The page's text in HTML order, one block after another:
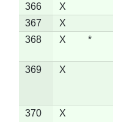
366
X
367
X
368
X *
369 X
370 X